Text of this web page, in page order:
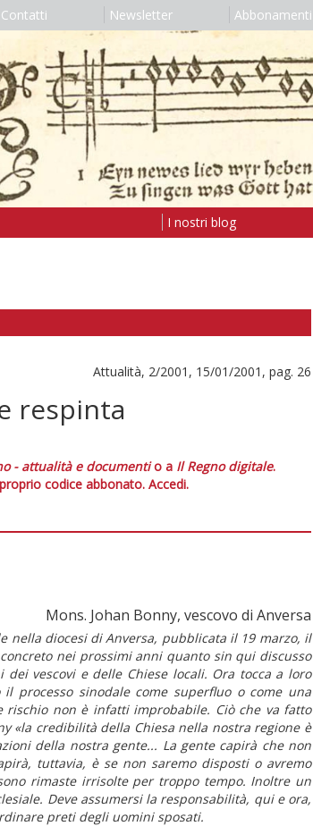
Contatti Newsletter Abbonamenti
I nostri blog
Attualità, 2/2001, 15/01/2001, pag. 26
respinta
- attualità e documentio a Il Regno digitale.
codice abbonato. Accedi.
Mons. Johan Bonny, vescovo di Anversa
nella diocesi di Anversa, pubblicata il 19 marzo, il
nei prossimi anni quanto sin qui discusso
dei vescovi e delle Chiese locali. Ora tocca a loro
processo sinodale come superfluo o come una
rischio non è infatti improbabile. Ciò che va fatto
«la credibilità della Chiesa nella nostra regione è
della nostra gente... La gente capirà che non
tuttavia, è se non saremo disposti o avremo
rimaste irrisolte per troppo tempo. Inoltre un
Deve assumersi la responsabilità, qui e ora,
preti degli uomini sposati.